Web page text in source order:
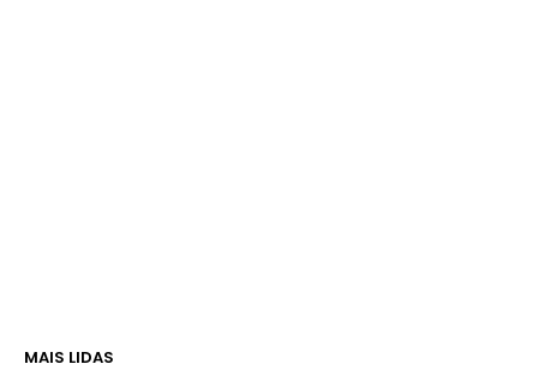
MAIS LIDAS